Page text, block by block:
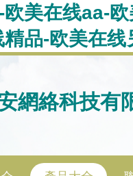
美在线aa-
品-欧美在
網絡科技有